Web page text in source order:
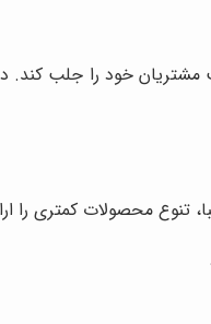
خود را جلب کند. در
تنوع محصولات کمتری را